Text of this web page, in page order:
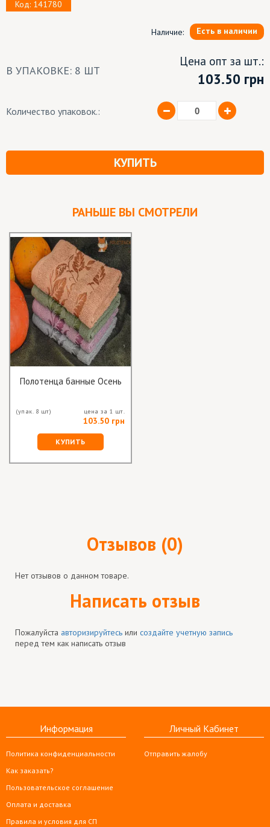
Код: 141780
Наличие: Есть в наличии
В УПАКОВКЕ: 8 ШТ
Цена опт за шт.:
103.50 грн
Количество упаковок.:
КУПИТЬ
РАНЬШЕ ВЫ СМОТРЕЛИ
Полотенца банные Осень
(упак. 8 шт) цена за 1 шт.
103.50 грн
КУПИТЬ
Отзывов (0)
Нет отзывов о данном товаре.
Написать отзыв
Пожалуйста авторизируйтесь или создайте учетную запись
перед тем как написать отзыв
Информация
Политика конфиденциальности
Как заказать?
Пользовательское соглашение
Оплата и доставка
Правила и условия для СП
Личный Кабинет
Отправить жалобу